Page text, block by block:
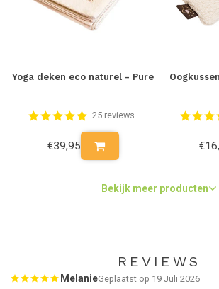
Yoga deken eco naturel - Pure
25 reviews
€39,95
Bekijk meer producten
REVIEWS
MelanieGeplaatst op 19 Juli 2026